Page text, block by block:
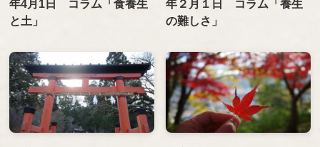
年4月1日 コラム「食養生
と土」
年２月１日 コラム「養生
の難しさ」